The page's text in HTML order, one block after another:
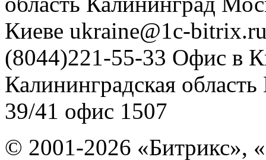
Киеве ukraine@1c-
(8044)221-55-33 Офис в
Калининградская область
39/41 офис 1507
© 2001-2026 «Битрикс»,